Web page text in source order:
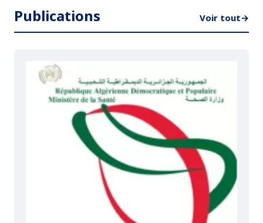
Publications Voir tout→